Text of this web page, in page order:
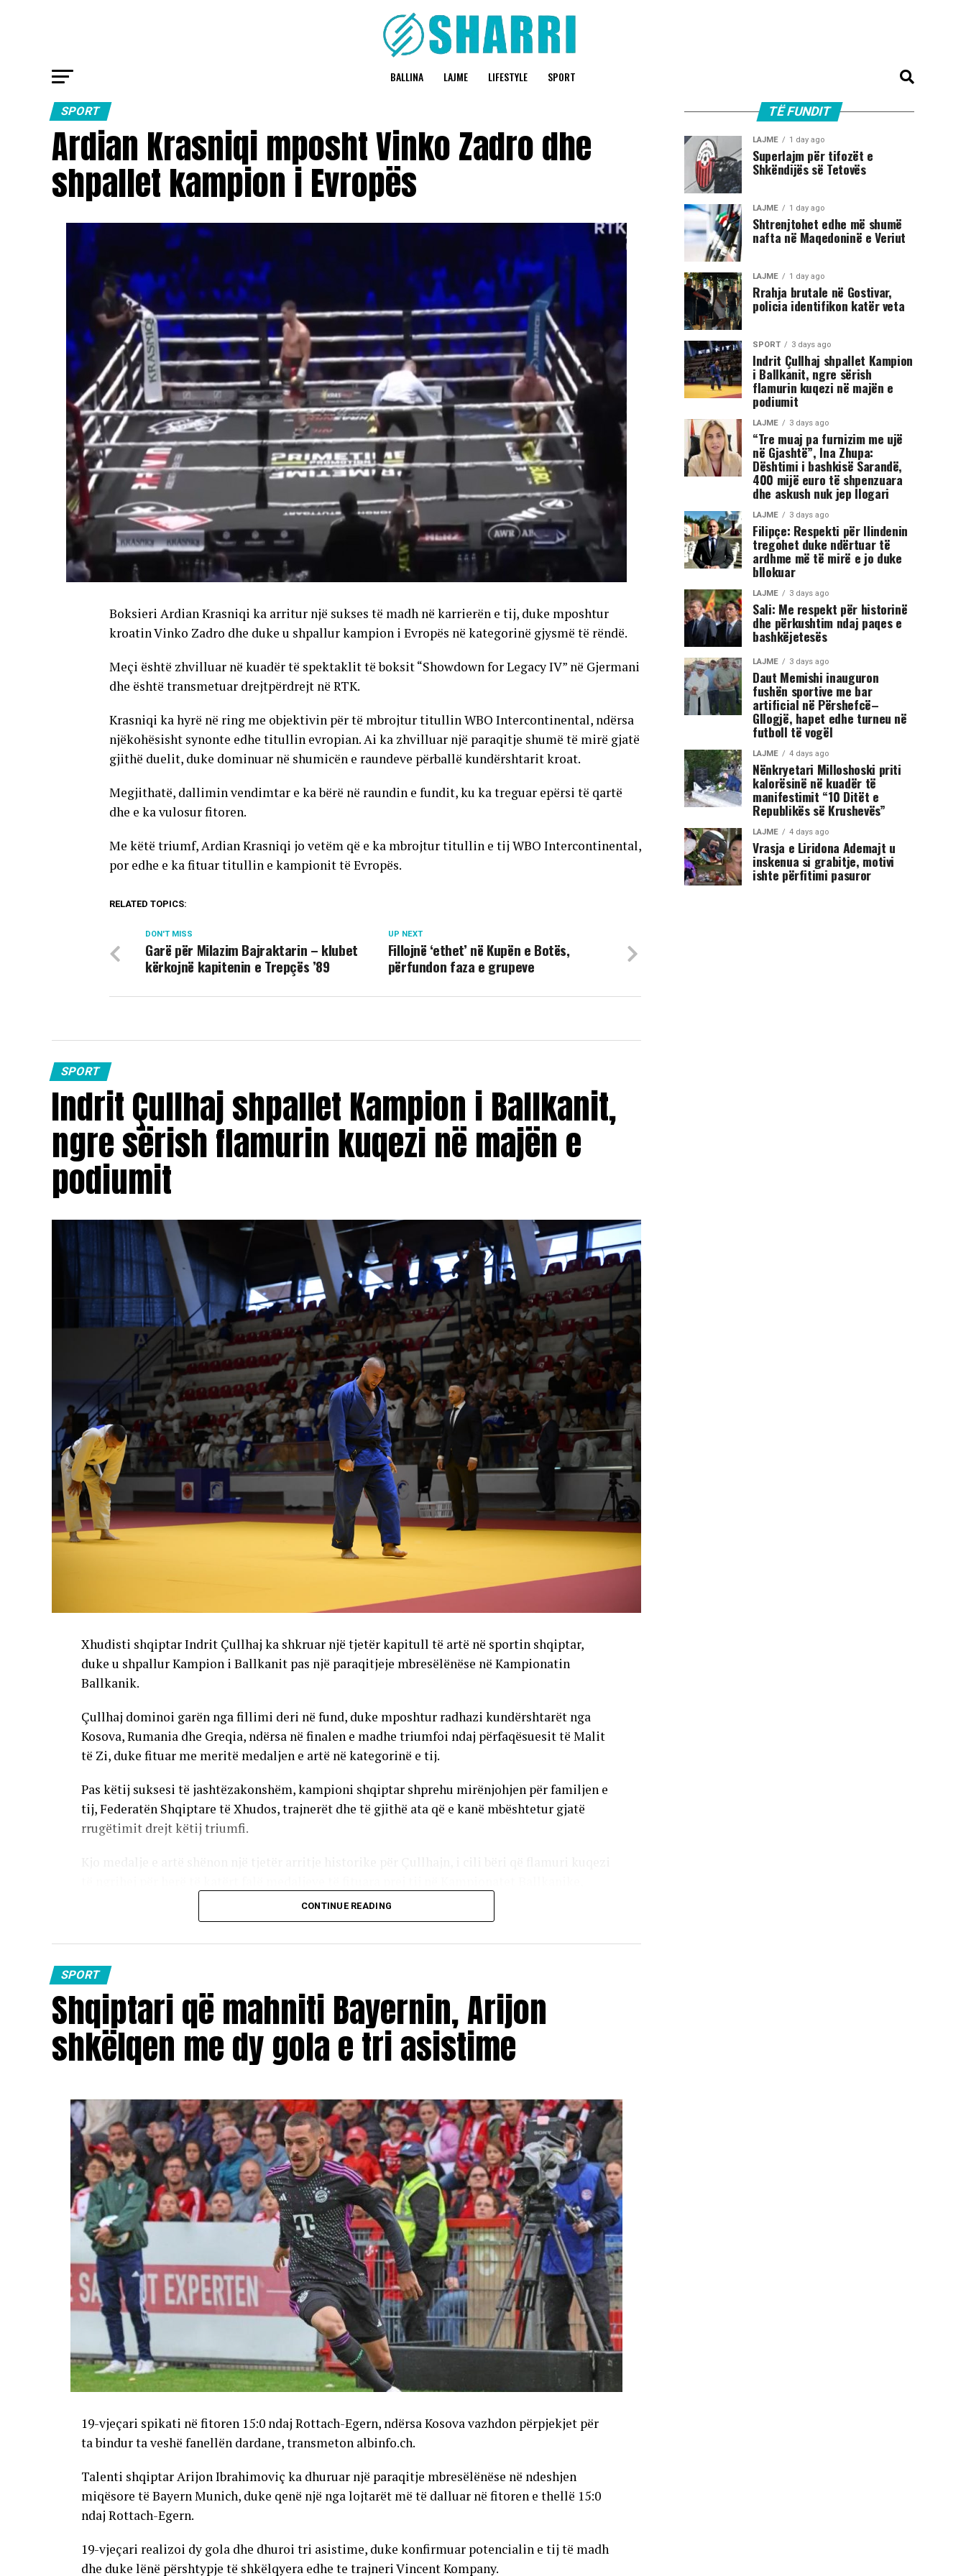
BALLINA LAJME LIFESTYLE SPORT
SPORT
Ardian Krasniqi mposht Vinko Zadro dhe
shpallet kampion i Evropës
Boksieri Ardian Krasniqi ka arritur një sukses të madh në karrierën e tij, duke mposhtur
kroatin Vinko Zadro dhe duke u shpallur kampion i Evropës në kategorinë gjysmë të rëndë.
Meçi është zhvilluar në kuadër të spektaklit të boksit “Showdown for Legacy IV” në Gjermani
dhe është transmetuar drejtpërdrejt në RTK.
Krasniqi ka hyrë në ring me objektivin për të mbrojtur titullin WBO Intercontinental, ndërsa
njëkohësisht synonte edhe titullin evropian. Ai ka zhvilluar një paraqitje shumë të mirë gjatë
gjithë duelit, duke dominuar në shumicën e raundeve përballë kundërshtarit kroat.
Megjithatë, dallimin vendimtar e ka bërë në raundin e fundit, ku ka treguar epërsi të qartë
dhe e ka vulosur fitoren.
Me këtë triumf, Ardian Krasniqi jo vetëm që e ka mbrojtur titullin e tij WBO Intercontinental,
por edhe e ka fituar titullin e kampionit të Evropës.
RELATED TOPICS:
UP NEXT
Fillojnë ‘ethet’ në Kupën e Botës,
përfundon faza e grupeve
DON'T MISS
Garë për Milazim Bajraktarin – klubet
kërkojnë kapitenin e Trepçës ’89
SPORT
Indrit Çullhaj shpallet Kampion i Ballkanit,
ngre sërish flamurin kuqezi në majën e
podiumit
Xhudisti shqiptar Indrit Çullhaj ka shkruar një tjetër kapitull të artë në sportin shqiptar,
duke u shpallur Kampion i Ballkanit pas një paraqitjeje mbresëlënëse në Kampionatin
Ballkanik.
Çullhaj dominoi garën nga fillimi deri në fund, duke mposhtur radhazi kundërshtarët nga
Kosova, Rumania dhe Greqia, ndërsa në finalen e madhe triumfoi ndaj përfaqësuesit të Malit
të Zi, duke fituar me meritë medaljen e artë në kategorinë e tij.
Pas këtij suksesi të jashtëzakonshëm, kampioni shqiptar shprehu mirënjohjen për familjen e
tij, Federatën Shqiptare të Xhudos, trajnerët dhe të gjithë ata që e kanë mbështetur gjatë
rrugëtimit drejt këtij triumfi.
duke konfirmuar edhe një herë se është një nga xhudistët më të suksesshëm që ka
përfaqësuar Shqipërinë në arenën ndërkombëtare.
madhe për sportin shqiptar, duke dëshmuar se puna, përkushtimi dhe sakrifica shpërblehen
me rezultate në skenën ndërkombëtare.
CONTINUE READING
SPORT
Shqiptari që mahniti Bayernin, Arijon
shkëlqen me dy gola e tri asistime
19-vjeçari spikati në fitoren 15:0 ndaj Rottach-Egern, ndërsa Kosova vazhdon përpjekjet për
ta bindur ta veshë fanellën dardane, transmeton albinfo.ch.
Talenti shqiptar Arijon Ibrahimoviç ka dhuruar një paraqitje mbresëlënëse në ndeshjen
miqësore të Bayern Munich, duke qenë një nga lojtarët më të dalluar në fitoren e thellë 15:0
ndaj Rottach-Egern.
19-vjeçari realizoi dy gola dhe dhuroi tri asistime, duke konfirmuar potencialin e tij të madh
dhe duke lënë përshtypje të shkëlqyera edhe te trajneri Vincent Kompany.
TË FUNDIT
LAJME 1 day ago
Superlajm për tifozët e
Shkëndijës së Tetovës
LAJME 1 day ago
Shtrenjtohet edhe më shumë
nafta në Maqedoninë e Veriut
LAJME 1 day ago
Rrahja brutale në Gostivar,
policia identifikon katër veta
SPORT 3 days ago
Indrit Çullhaj shpallet Kampion
i Ballkanit, ngre sërish
flamurin kuqezi në majën e
podiumit
LAJME 3 days ago
“Tre muaj pa furnizim me ujë
në Gjashtë”, Ina Zhupa:
Dështimi i bashkisë Sarandë,
400 mijë euro të shpenzuara
dhe askush nuk jep llogari
LAJME 3 days ago
Filipçe: Respekti për Ilindenin
tregohet duke ndërtuar të
ardhme më të mirë e jo duke
bllokuar
LAJME 3 days ago
Sali: Me respekt për historinë
dhe përkushtim ndaj paqes e
bashkëjetesës
LAJME 3 days ago
Daut Memishi inauguron
fushën sportive me bar
artificial në Përshefcë–
Gllogjë, hapet edhe turneu në
futboll të vogël
LAJME 4 days ago
Nënkryetari Milloshoski priti
kalorësinë në kuadër të
manifestimit “10 Ditët e
Republikës së Krushevës”
LAJME 4 days ago
Vrasja e Liridona Ademajt u
inskenua si grabitje, motivi
ishte përfitimi pasuror